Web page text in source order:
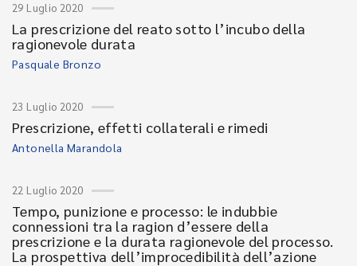
29 Luglio 2020
La prescrizione del reato sotto l’incubo della
ragionevole durata
Pasquale Bronzo
23 Luglio 2020
Prescrizione, effetti collaterali e rimedi
Antonella Marandola
22 Luglio 2020
Tempo, punizione e processo: le indubbie
connessioni tra la ragion d’essere della
prescrizione e la durata ragionevole del processo.
La prospettiva dell’improcedibilità dell’azione